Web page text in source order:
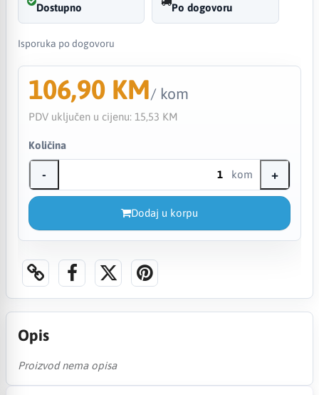
Dostupno Po dogovoru
Isporuka po dogovoru
106,90 KM/ kom
PDV uključen u cijenu: 15,53 KM
Količina
- kom +
Dodaj u korpu
Opis
Proizvod nema opisa